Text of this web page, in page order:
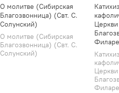
О молитве (Сибирская
Благозвонница) (Свт. С.
Солунский)
О молитве (Сибирская
Благозвонница) (Свт. С.
Солунский)